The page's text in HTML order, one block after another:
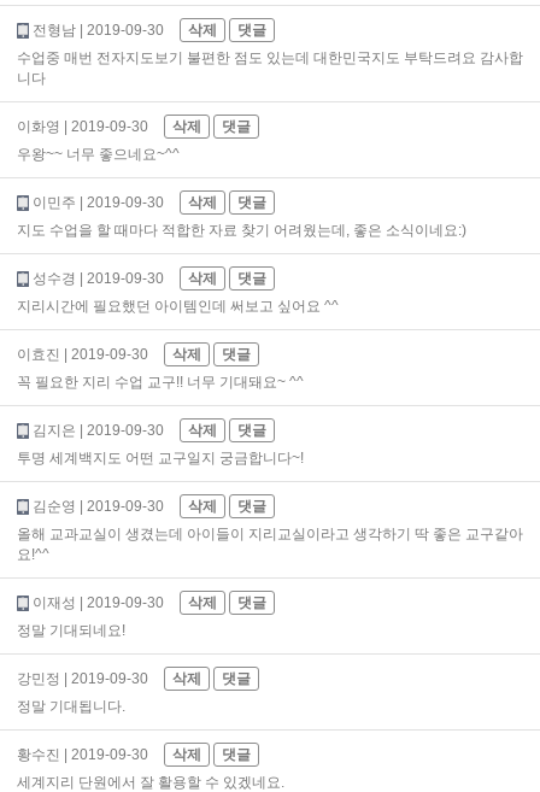
전형남 | 2019-09-30 삭제
댓글
수업중 매번 전자지도보기 불편한 점도 있는데 대한민국지도 부탁드려요 감사합
니다
이화영 | 2019-09-30 삭제
댓글
우왕~~ 너무 좋으네요~^^
이민주 | 2019-09-30 삭제
댓글
지도 수업을 할 때마다 적합한 자료 찾기 어려웠는데, 좋은 소식이네요:)
성수경 | 2019-09-30 삭제
댓글
지리시간에 필요했던 아이템인데 써보고 싶어요 ^^
이효진 | 2019-09-30 삭제
댓글
꼭 필요한 지리 수업 교구!! 너무 기대돼요~ ^^
김지은 | 2019-09-30 삭제
댓글
투명 세계백지도 어떤 교구일지 궁금합니다~!
김순영 | 2019-09-30 삭제
댓글
올해 교과교실이 생겼는데 아이들이 지리교실이라고 생각하기 딱 좋은 교구같아
요!^^
이재성 | 2019-09-30 삭제
댓글
정말 기대되네요!
강민정 | 2019-09-30 삭제
댓글
정말 기대됩니다.
황수진 | 2019-09-30 삭제
댓글
세계지리 단원에서 잘 활용할 수 있겠네요.